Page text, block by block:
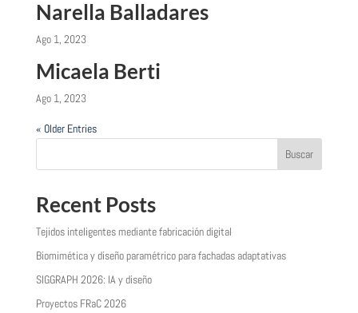
Narella Balladares
Ago 1, 2023
Micaela Berti
Ago 1, 2023
« Older Entries
Buscar
Recent Posts
Tejidos inteligentes mediante fabricación digital
Biomimética y diseño paramétrico para fachadas adaptativas
SIGGRAPH 2026: IA y diseño
Proyectos FRaC 2026